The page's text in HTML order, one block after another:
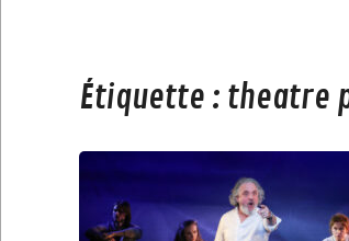
Étiquette : theatre